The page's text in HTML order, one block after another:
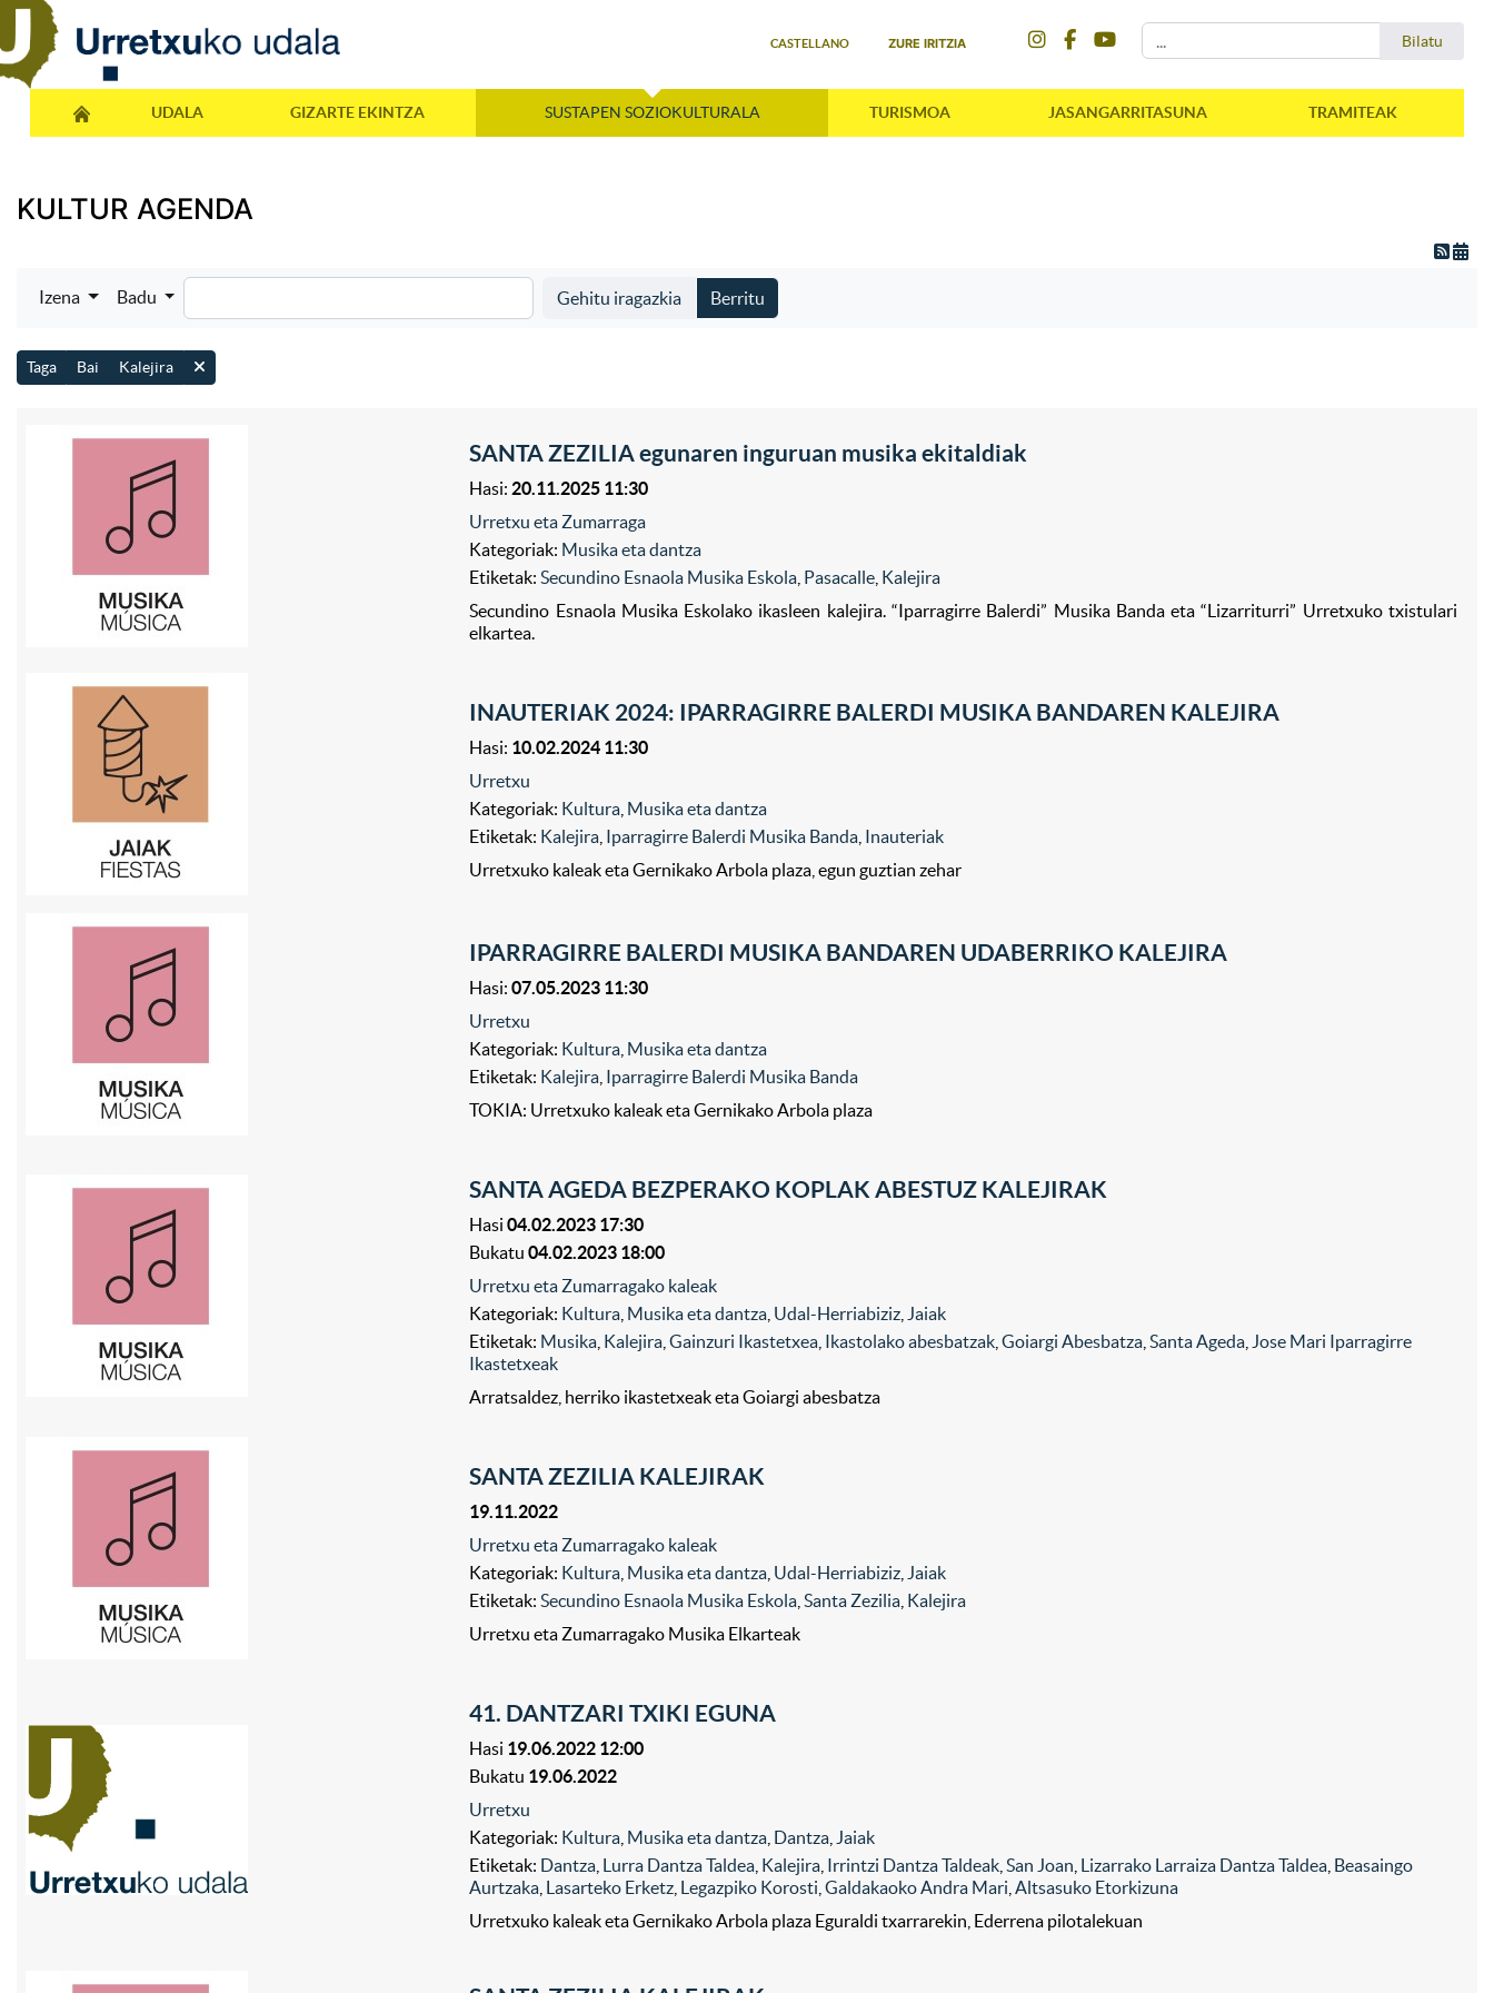
CASTELLANO ZURE IRITZIA Bilatu
UDALA GIZARTE EKINTZA SUSTAPEN SOZIOKULTURALA TURISMOA JASANGARRITASUNA TRAMITEAK
KULTUR AGENDA
Izena Badu Gehitu iragazkia Berritu
Taga Bai Kalejira
SANTA ZEZILIA egunaren inguruan musika ekitaldiak
Hasi: 20.11.2025 11:30
Urretxu eta Zumarraga
Kategoriak: Musika eta dantza
Etiketak:Secundino Esnaola Musika Eskola Pasacalle Kalejira
Secundino Esnaola Musika Eskolako ikasleen kalejira. “Iparragirre Balerdi” Musika Banda eta “Lizarriturri” Urretxuko txistulari
elkartea.
INAUTERIAK 2024: IPARRAGIRRE BALERDI MUSIKA BANDAREN KALEJIRA
Hasi: 10.02.2024 11:30
Urretxu
Kategoriak: Kultura Musika eta dantza
Etiketak: Kalejira Iparragirre Balerdi Musika Banda Inauteriak
Urretxuko kaleak eta Gernikako Arbola plaza, egun guztian zehar
IPARRAGIRRE BALERDI MUSIKA BANDAREN UDABERRIKO KALEJIRA
Hasi:07.05.2023 11:30
Urretxu
Kategoriak: Kultura Musika eta dantza
Etiketak: Kalejira Iparragirre Balerdi Musika Banda
TOKIA: Urretxuko kaleak eta Gernikako Arbola plaza
SANTA AGEDA BEZPERAKO KOPLAK ABESTUZ KALEJIRAK
Hasi04.02.2023 17:30
Bukatu04.02.2023 18:00
Urretxu eta Zumarragako kaleak
Kategoriak: Kultura Musika eta dantza Udal-Herriabiziz Jaiak
Etiketak: Musika Kalejira ,Gainzuri Ikastetxea Ikastolako abesbatzak ,Goiargi Abesbatza ,Santa Ageda Jose Mari Iparragirre
Ikastetxeak
Arratsaldez, herriko ikastetxeak eta Goiargi abesbatza
SANTA ZEZILIA KALEJIRAK
19.11.2022
Urretxu eta Zumarragako kaleak
Kategoriak: Kultura Musika eta dantza Udal-Herriabiziz Jaiak
Etiketak:Secundino Esnaola Musika Eskola ,Santa Zezilia Kalejira
Urretxu eta Zumarragako Musika Elkarteak
41. DANTZARI TXIKI EGUNA
Hasi 19.06.2022 12:00
Bukatu 19.06.2022
Urretxu
Kategoriak: Kultura Musika eta dantza Dantza Jaiak
Etiketak: Dantza Lurra Dantza Taldea Kalejira Irrintzi Dantza Taldeak ,San Joan Lizarrako Larraiza Dantza Taldea Beasaingo
Aurtzaka Lasarteko Erketz Legazpiko Korosti ,Galdakaoko Andra Mari ,Altsasuko Etorkizuna
Urretxuko kaleak eta Gernikako Arbola plaza Eguraldi txarrarekin, Ederrena pilotalekuan